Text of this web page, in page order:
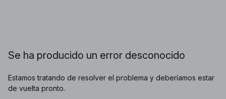
Se ha producido un error desconocido
Estamos tratando de resolver el problema y deberíamos estar
de vuelta pronto.